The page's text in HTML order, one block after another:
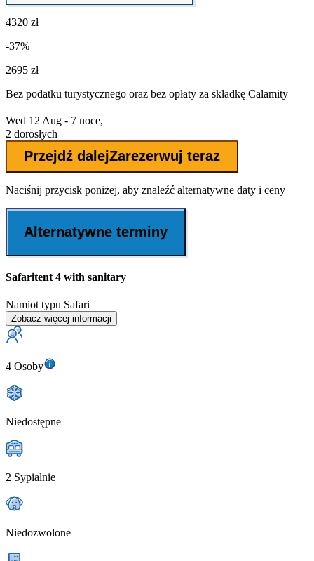
4320 zł
-37%
2695 zł
Bez podatku turystycznego oraz bez opłaty za składkę Calamity
Wed 12 Aug - 7 noce,
2 dorosłych
Przejdź dalejZarezerwuj teraz
Naciśnij przycisk poniżej, aby znaleźć alternatywne daty i ceny
Alternatywne terminy
Safaritent 4 with sanitary
Namiot typu Safari
Zobacz więcej informacji
4 Osoby
Niedostępne
2 Sypialnie
Niedozwolone